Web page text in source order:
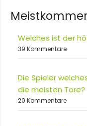
Welches ist der
39 Kommentare
Die Spieler
die meisten Tore?
20 Kommentare